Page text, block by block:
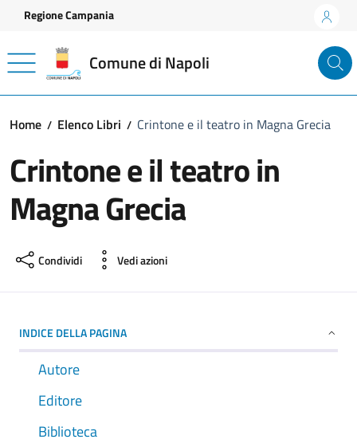
Vai ai contenuti
Vai al footer
Regione Campania
Comune di Napoli
Home Elenco Libri Crintone e il teatro in Magna Grecia
Crintone e il teatro in
Magna Grecia
Condividi Vedi azioni
INDICE DELLA PAGINA
Autore
Editore
Biblioteca